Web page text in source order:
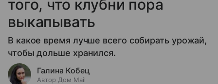
того, что клубни пора
выкапывать
В какое время лучше всего собирать урожай,
чтобы дольше хранился.
Галина Кобец
Автор Дом Mail